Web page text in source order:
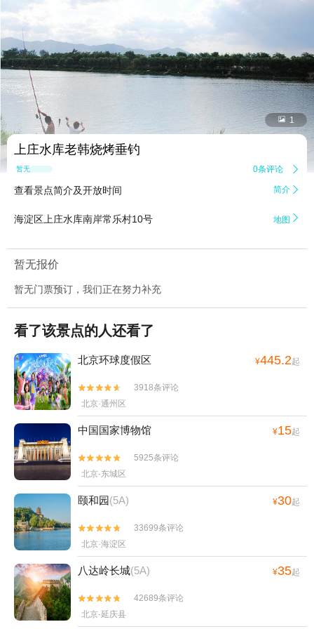
 1
上庄水库老韩烧烤垂钓
暂无点评 0条评论 
查看景点简介及开放时间 简介 
海淀区上庄水库南岸常乐村10号 地图 
暂无报价
暂无门票预订，我们正在努力补充
看了该景点的人还看了
北京环球度假区 ¥445.2起


3918条评论
北京·通州区
中国国家博物馆 ¥15起


5925条评论
北京·东城区
颐和园(5A) ¥30起


33699条评论
北京·海淀区
八达岭长城(5A) ¥35起


42689条评论
北京·延庆县
